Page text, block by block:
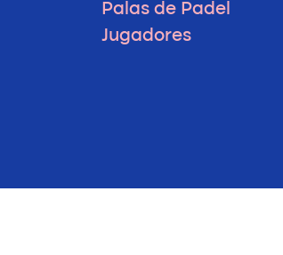
Palas de Padel
Jugadores